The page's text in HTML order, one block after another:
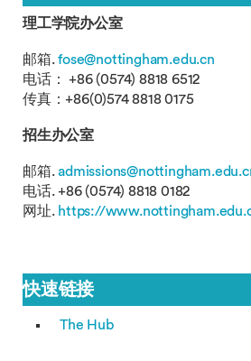
理工学院办公室
邮箱.fose@nottingham.edu.cn
电话： +86 (0574) 8818 6512
传真：+86(0)574 8818 0175
招生办公室
邮箱.
电话. +86 (0574) 8818 0182
网址. https://
快速链接
The Hub